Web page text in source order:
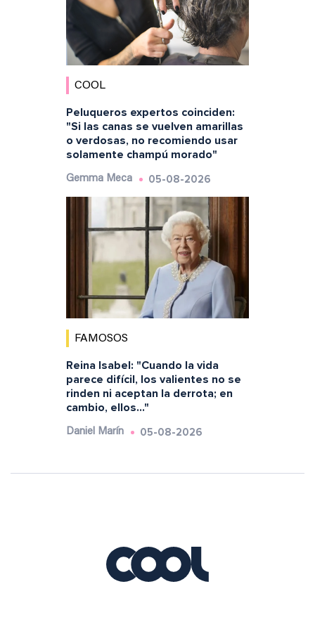
COOL
Peluqueros expertos coinciden:
"Si las canas se vuelven amarillas
o verdosas, no recomiendo usar
solamente champú morado"
Gemma Meca 05-08-2026
FAMOSOS
Reina Isabel: "Cuando la vida
parece difícil, los valientes no se
rinden ni aceptan la derrota; en
cambio, ellos..."
Daniel Marín 05-08-2026